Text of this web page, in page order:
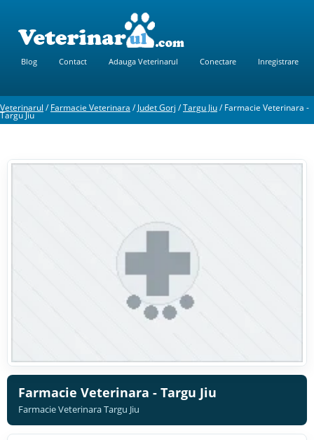
Blog Contact Adauga Veterinarul Conectare Inregistrare
Veterinarul /Farmacie Veterinara /Judet Gorj /Targu Jiu/Farmacie Veterinara -
Targu Jiu
Farmacie Veterinara - Targu Jiu
Farmacie Veterinara Targu Jiu